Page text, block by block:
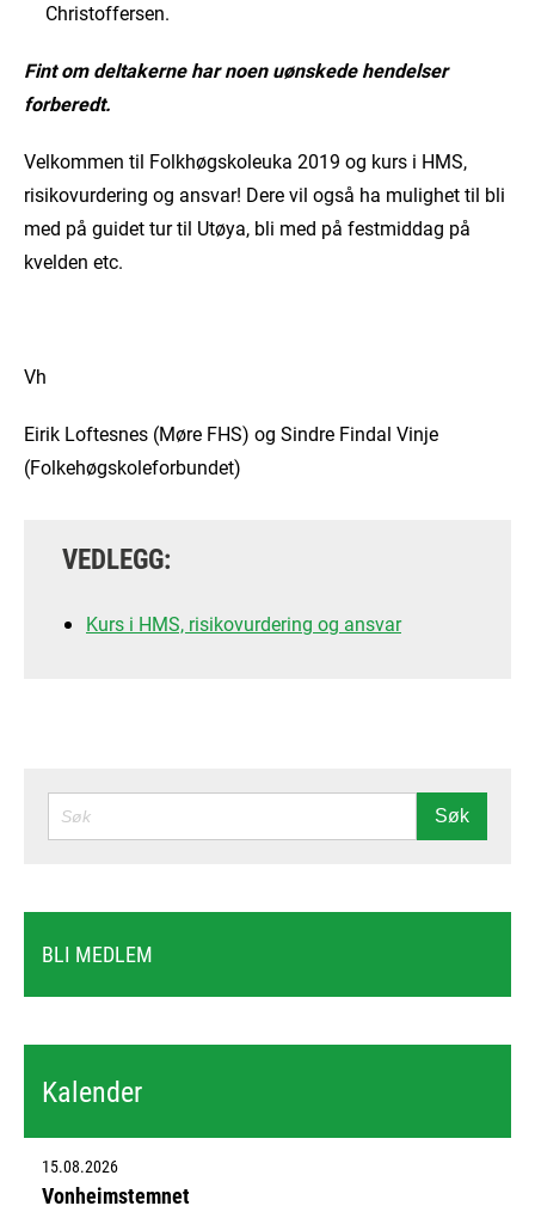
Christoffersen.
Fint om deltakerne har noen uønskede hendelser
forberedt.
Velkommen til Folkhøgskoleuka 2019 og kurs i HMS,
risikovurdering og ansvar! Dere vil også ha mulighet til bli
med på guidet tur til Utøya, bli med på festmiddag på
kvelden etc.
Vh
Eirik Loftesnes (Møre FHS) og Sindre Findal Vinje
(Folkehøgskoleforbundet)
VEDLEGG:
Kurs i HMS, risikovurdering og ansvar
SØK Søk
BLI MEDLEM
Kalender
15.08.2026
Vonheimstemnet